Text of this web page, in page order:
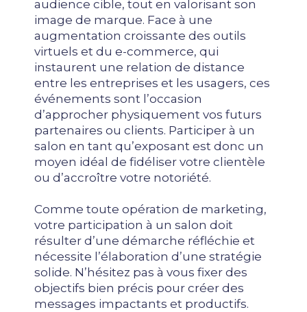
audience cible, tout en valorisant son
image de marque. Face à une
augmentation croissante des outils
virtuels et du e-commerce, qui
instaurent une relation de distance
entre les entreprises et les usagers, ces
événements sont l’occasion
d’approcher physiquement vos futurs
partenaires ou clients. Participer à un
salon en tant qu’exposant est donc un
moyen idéal de fidéliser votre clientèle
ou d’accroître votre notoriété.
Comme toute opération de marketing,
votre participation à un salon doit
résulter d’une démarche réfléchie et
nécessite l’élaboration d’une stratégie
solide. N’hésitez pas à vous fixer des
objectifs bien précis pour créer des
messages impactants et productifs.